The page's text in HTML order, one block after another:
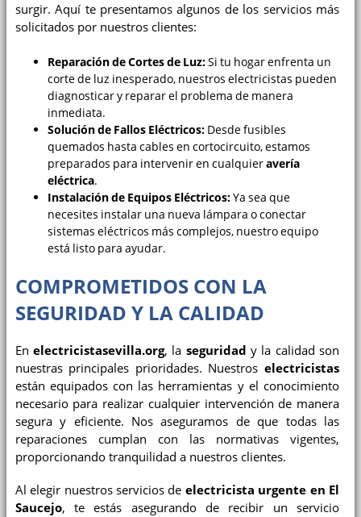
surgir. Aquí te presentamos algunos de los servicios más
solicitados por nuestros clientes:
Reparación de Cortes de Luz:Si tu hogar enfrenta un
corte de luz inesperado, nuestros electricistas pueden
diagnosticar y reparar el problema de manera
inmediata.
Solución de Fallos Eléctricos:Desde fusibles
quemados hasta cables en cortocircuito, estamos
preparados para intervenir en cualquieravería
eléctrica.
Instalación de Equipos Eléctricos:Ya sea que
necesites instalar una nueva lámpara o conectar
sistemas eléctricos más complejos, nuestro equipo
está listo para ayudar.
COMPROMETIDOS CON LA
SEGURIDAD Y LA CALIDAD
Enelectricistasevilla.org, la seguridad y la calidad son
nuestras principales prioridades. Nuestros electricistas
están equipados con las herramientas y el conocimiento
necesario para realizar cualquier intervención de manera
segura y eficiente. Nos aseguramos de que todas las
reparaciones cumplan con las normativas vigentes,
proporcionando tranquilidad a nuestros clientes.
Al elegir nuestros servicios de electricista urgente en El
Saucejo, te estás asegurando de recibir un servicio